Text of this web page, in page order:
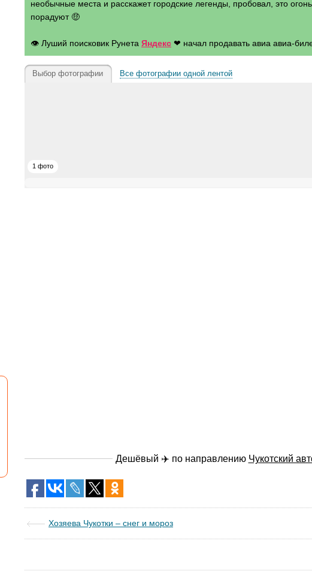
необычные места и расскажет городские легенды, пробовал, это
порадуют 🤑
👁 Луший поисковик Рунета Яндекс ❤ начал продавать авиа авиа-
Выбор фотографии Все фотографии одной лентой
1 фото
Дешёвый ✈️ по направлению Чукотский
Хозяева Чукотки – снег и мороз